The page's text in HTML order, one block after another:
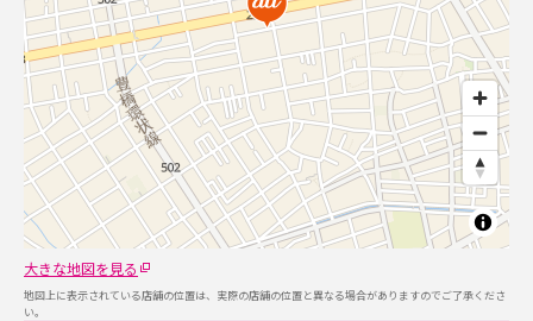
大きな地図を見る
地図上に表示されている店舗の位置は、実際の店舗の位置と異なる場合がありますのでご了承くださ
い。